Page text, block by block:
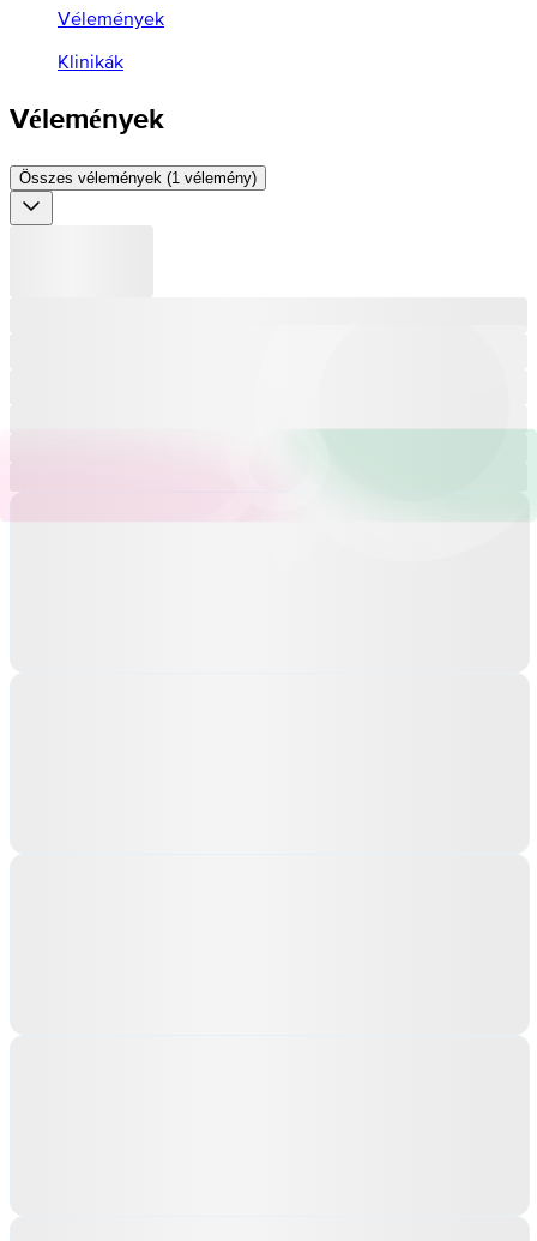
Vélemények
Klinikák
Vélemények
Összes vélemények (1 vélemény)